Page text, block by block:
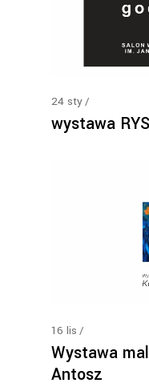
24 sty
wystawa
16 lis
Wystawa
Antosz